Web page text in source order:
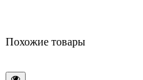
Похожие товары